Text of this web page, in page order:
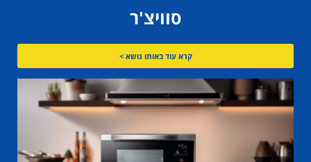
סוויצ'ר
קרא עוד באותו נושא >